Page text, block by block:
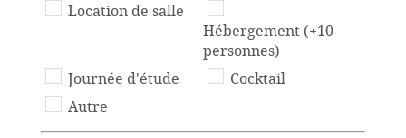
Location de salle
Hébergement (+10
personnes)
Journée d'étude
Cocktail
Autre